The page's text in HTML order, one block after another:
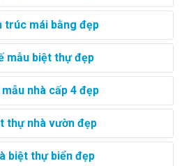
trúc mái bằng đẹp
mẫu biệt thự đẹp
nhà cấp 4 đẹp
thự nhà vườn đẹp
biệt thự biển đẹp